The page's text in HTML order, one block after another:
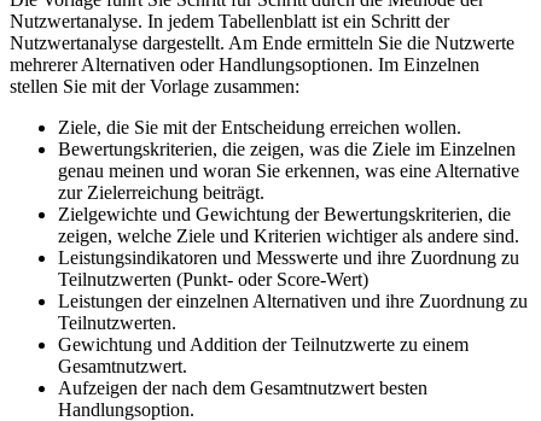
Nutzwertanalyse. In jedem Tabellenblatt ist ein Schritt der
Nutzwertanalyse dargestellt. Am Ende ermitteln Sie die Nutzwerte
mehrerer Alternativen oder Handlungsoptionen. Im Einzelnen
stellen Sie mit der Vorlage zusammen:
Ziele, die Sie mit der Entscheidung erreichen wollen.
Bewertungskriterien, die zeigen, was die Ziele im Einzelnen
genau meinen und woran Sie erkennen, was eine Alternative
zur Zielerreichung beiträgt.
Zielgewichte und Gewichtung der Bewertungskriterien, die
zeigen, welche Ziele und Kriterien wichtiger als andere sind.
Leistungsindikatoren und Messwerte und ihre Zuordnung zu
Teilnutzwerten (Punkt- oder Score-Wert)
Leistungen der einzelnen Alternativen und ihre Zuordnung zu
Teilnutzwerten.
Gewichtung und Addition der Teilnutzwerte zu einem
Gesamtnutzwert.
Aufzeigen der nach dem Gesamtnutzwert besten
Handlungsoption.